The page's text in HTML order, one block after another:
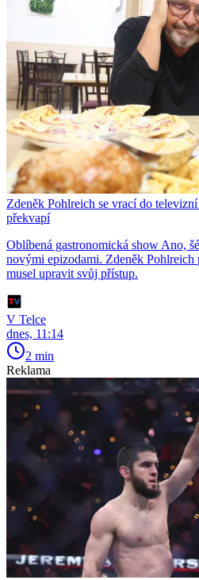
Zdeněk Pohlreich se vrací do
překvapí
Oblíbená gastronomická show Ano,
novými epizodami. Zdeněk
musel upravit svůj přístup.
V Telce
dnes, 11:14
2 min
Reklama